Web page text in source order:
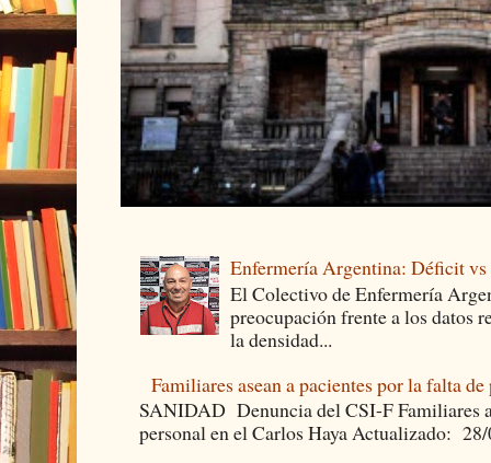
Enfermería Argentina: Déficit
El Colectivo de Enfermería
preocupación frente a los datos
la densidad...
Familiares asean a pacientes por la falta
SANIDAD Denuncia del CSI-F Familiares
personal en el Carlos Haya Actualizado: